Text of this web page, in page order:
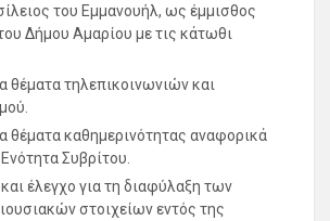
του Εμμανουήλ, ως έμμισθος
Δήμου Αμαρίου με τις κάτωθι
θέματα τηλεπικοινωνιών και
θέματα καθημερινότητας αναφορικά
Συβρίτου.
έλεγχο για τη διαφύλαξη των
στοιχείων εντός της